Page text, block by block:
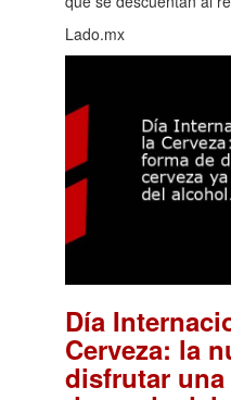
Lado.mx
Día
Cerveza: la
disfrutar una